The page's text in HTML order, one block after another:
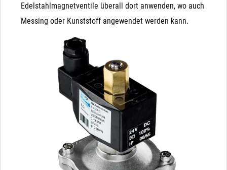
Edelstahlmagnetventile überall dort anwenden, wo auch
Messing oder Kunststoff angewendet werden kann.